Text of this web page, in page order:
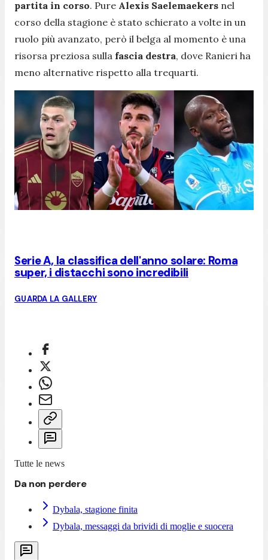
partita in corso. Pure Alexis Saelemaekers nel
corso della stagione è stato schierato a volte in un
ruolo più avanzato, però il belga al momento è una
risorsa preziosa sulla fascia destra, dove Ranieri ha
meno alternative rispetto alla trequarti.
Serie A, la classifica dell'anno solare: Roma
super, i distacchi sono incredibili
GUARDA LA GALLERY
Tutte le news
Da non perdere
Dybala, stagione finita
Dybala, messaggi da brividi di moglie e suocera